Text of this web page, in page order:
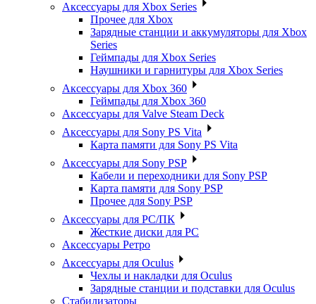
Аксессуары для Xbox Series
Прочее для Xbox
Зарядные станции и аккумуляторы для Xbox
Series
Геймпады для Xbox Series
Наушники и гарнитуры для Xbox Series
Аксессуары для Xbox 360
Геймпады для Xbox 360
Аксессуары для Valve Steam Deck
Аксессуары для Sony PS Vita
Карта памяти для Sony PS Vita
Аксессуары для Sony PSP
Кабели и переходники для Sony PSP
Карта памяти для Sony PSP
Прочее для Sony PSP
Аксессуары для PC/ПК
Жесткие диски для PC
Аксессуары Ретро
Аксессуары для Oculus
Чехлы и накладки для Oculus
Зарядные станции и подставки для Oculus
Стабилизаторы